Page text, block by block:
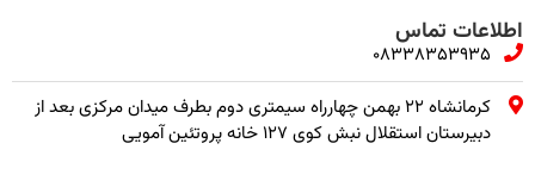
اطلاعات تماس
08338353935
کرمانشاه ۲۲ بهمن چهارراه سیمتری دوم بطرف میدان مرکزی بعد از
دبیرستان استقلال نبش کوی ۱۲۷ خانه پروتئین آمویی